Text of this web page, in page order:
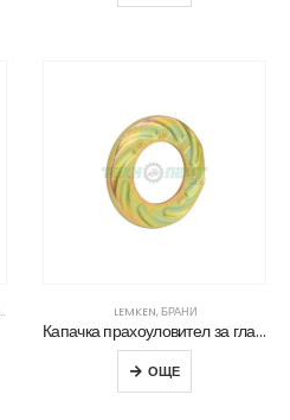
LEMKEN,БРАНИ
Капачка прахоуловител за главина Lemken
ОЩЕ